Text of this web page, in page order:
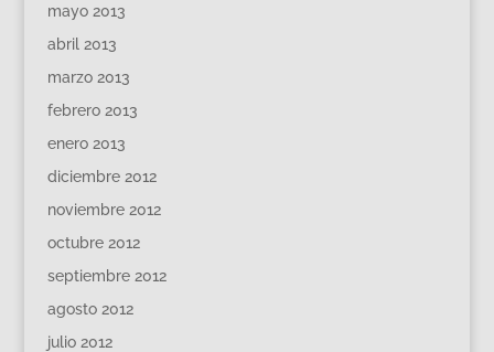
mayo 2013
abril 2013
marzo 2013
febrero 2013
enero 2013
diciembre 2012
noviembre 2012
octubre 2012
septiembre 2012
agosto 2012
julio 2012